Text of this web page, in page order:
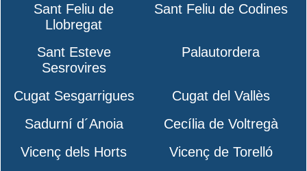
Sant Feliu de
Llobregat
Sant Feliu de Codines
Sant Esteve
Sesrovires
Palautordera
Cugat Sesgarrigues
Cugat del Vallès
Sadurní d´Anoia
Cecília de Voltregà
Vicenç dels Horts
Vicenç de Torelló